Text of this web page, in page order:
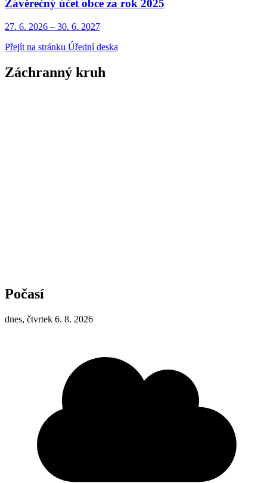
Závěrečný účet obce za rok 2025
27. 6. 2026 – 30. 6. 2027
Přejít na stránku Úřední deska
Záchranný kruh
Počasí
dnes, čtvrtek 6. 8. 2026